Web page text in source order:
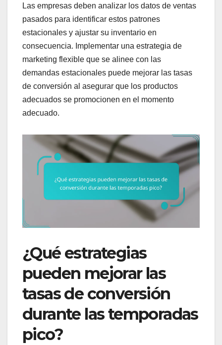
Las empresas deben analizar los datos de ventas
pasados para identificar estos patrones
estacionales y ajustar su inventario en
consecuencia. Implementar una estrategia de
marketing flexible que se alinee con las
demandas estacionales puede mejorar las tasas
de conversión al asegurar que los productos
adecuados se promocionen en el momento
adecuado.
¿Qué estrategias
pueden mejorar las
tasas de conversión
durante las temporadas
pico?